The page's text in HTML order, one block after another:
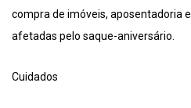
compra de imóveis, aposentadoria
afetadas pelo saque-aniversário.
Cuidados